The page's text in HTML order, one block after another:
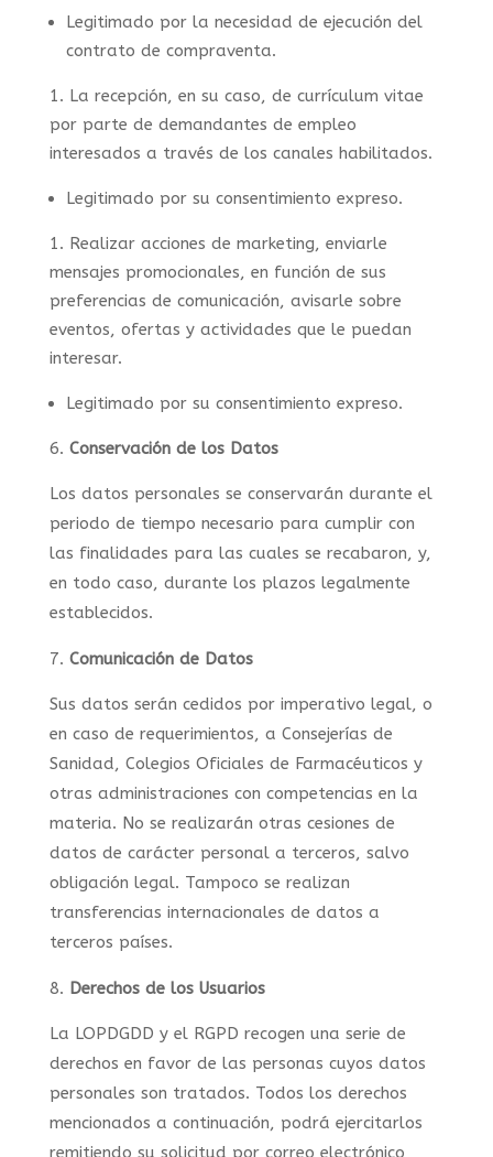
Legitimado por la necesidad de ejecución del
contrato de compraventa.
La recepción, en su caso, de currículum vitae
por parte de demandantes de empleo
interesados a través de los canales habilitados.
Legitimado por su consentimiento expreso.
Realizar acciones de marketing, enviarle
mensajes promocionales, en función de sus
preferencias de comunicación, avisarle sobre
eventos, ofertas y actividades que le puedan
interesar.
Legitimado por su consentimiento expreso.
Conservación de los Datos
Los datos personales se conservarán durante el
periodo de tiempo necesario para cumplir con
las finalidades para las cuales se recabaron, y,
en todo caso, durante los plazos legalmente
establecidos.
Comunicación de Datos
Sus datos serán cedidos por imperativo legal, o
en caso de requerimientos, a Consejerías de
Sanidad, Colegios Oficiales de Farmacéuticos y
otras administraciones con competencias en la
materia. No se realizarán otras cesiones de
datos de carácter personal a terceros, salvo
obligación legal. Tampoco se realizan
transferencias internacionales de datos a
terceros países.
Derechos de los Usuarios
La LOPDGDD y el RGPD recogen una serie de
derechos en favor de las personas cuyos datos
personales son tratados. Todos los derechos
mencionados a continuación, podrá ejercitarlos
remitiendo su solicitud por correo electrónico